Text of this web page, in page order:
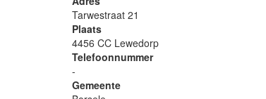
Tarwestraat 21
Plaats
4456 CC Lewedorp
Telefoonnummer
-
Gemeente